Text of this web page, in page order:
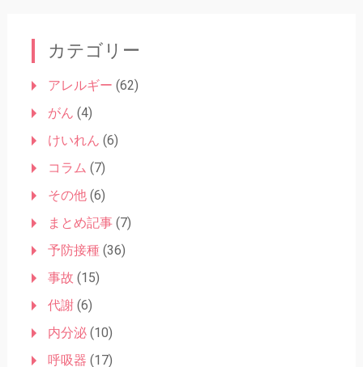
カテゴリー
アレルギー (62)
がん (4)
けいれん (6)
コラム (7)
その他(6)
まとめ記事(7)
予防接種(36)
事故 (15)
代謝(6)
内分泌(10)
呼吸器 (17)